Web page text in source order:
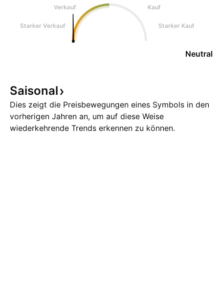
Verkauf
Kauf
Starker Verkauf Starker Kauf
Neutral
Saisonal
Dies zeigt die Preisbewegungen eines Symbols in den
vorherigen Jahren an, um auf diese Weise
wiederkehrende Trends erkennen zu können.